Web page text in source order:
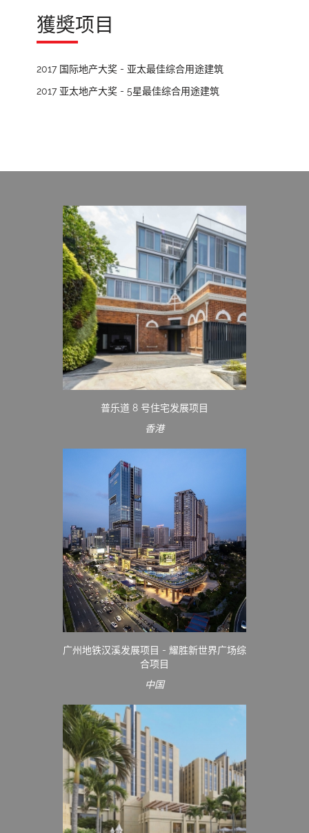
獲奬项目
2017 国际地产大奖 - 亚太最佳综合用途建筑
2017 亚太地产大奖 - 5星最佳综合用途建筑
普乐道 8 号住宅发展项目
香港
广州地铁汉溪发展项目 - 耀胜新世界广场综
合项目
中国